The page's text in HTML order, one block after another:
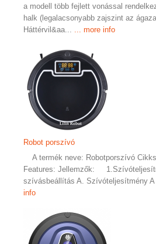
a modell több fejlett vonással
halk (legalacsonyabb zajszint az
Háttérvil&aa...
... more info
Robot porszívó
A termék neve: Robotporszívó
Features: Jellemzők:
szívásbeállítás A. Szívóteljesítmény A
info